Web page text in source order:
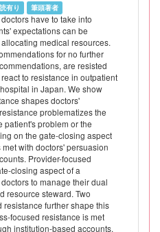
有り 筆頭著者
have to take into
expectations can be
medical resources.
for no further
are resisted
to resistance in outpatient
in Japan. We show
shapes doctors'
problematizes the
patient's problem or the
on the gate-closing aspect
with doctors' persuasion
Provider-focused
closing aspect of a
to manage their dual
resource steward. Two
resistance further shape this
focused resistance is met
institution-based accounts.